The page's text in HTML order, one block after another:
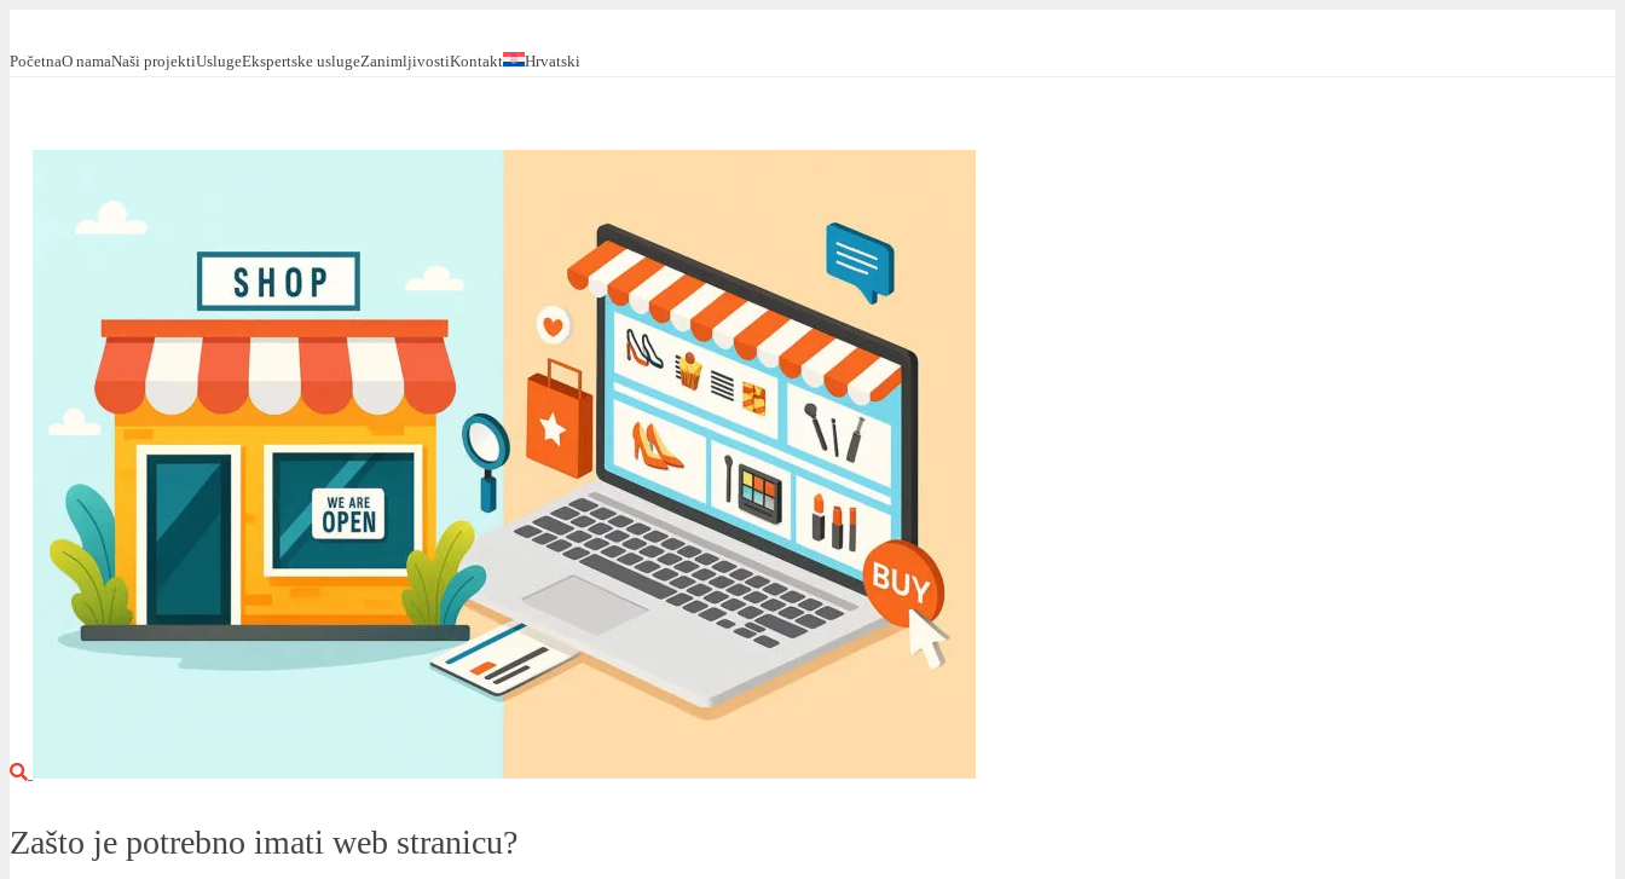
PočetnaO namaNaši projektiUslugeEkspertske uslugeZanimljivostiKontakt Hrvatski
Zašto je potrebno imati web stranicu?